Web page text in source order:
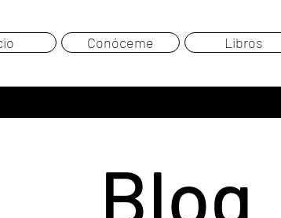
Conóceme Libros
Blog